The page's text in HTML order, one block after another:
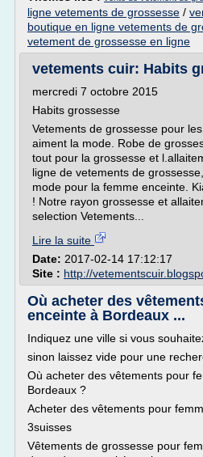
ligne vetements de grossesse /
boutique en ligne vetements de
vetement de grossesse en ligne
vetements cuir: Habits
mercredi 7 octobre 2015
Habits grossesse
Vetements de grossesse pour
aiment la mode. Robe de
tout pour la grossesse et
ligne de vetements de
mode pour la femme enceinte.
! Notre rayon grossesse et
selection Vetements...
Lire la suite
Date: 2017-02-14 17:12:17
Site : http://
Où acheter des
enceinte à Bordeaux ...
Indiquez une ville si vous
sinon laissez vide pour une
Où acheter des vêtements pour
Bordeaux ?
Acheter des vêtements pour
3suisses
Vêtements de grossesse pour